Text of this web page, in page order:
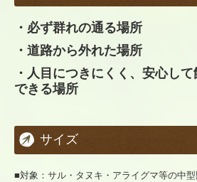
・必ず群れの通る場所
・道路から外れた場所
・人目につきにくく、安心し
できる場所
サイズ
■対象：サル・タヌキ・アライグマ等の中